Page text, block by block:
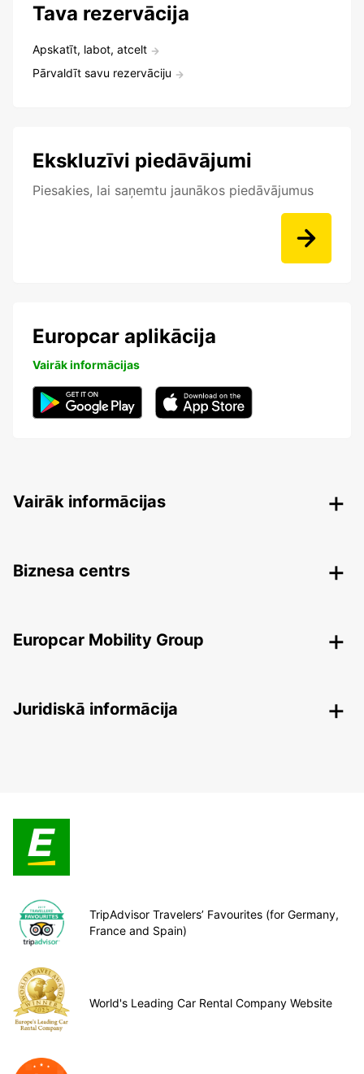
Tava rezervācija
Apskatīt, labot, atcelt
Pārvaldīt savu rezervāciju
Ekskluzīvi piedāvājumi
Piesakies, lai saņemtu jaunākos piedāvājumus
Europcar aplikācija
Vairāk informācijas
Vairāk informācijas
Biznesa centrs
Europcar Mobility Group
Juridiskā informācija
TripAdvisor Travelers’ Favourites (for Germany,
France and Spain)
World's Leading Car Rental Company Website